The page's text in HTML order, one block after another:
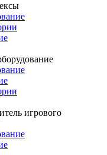
игрового